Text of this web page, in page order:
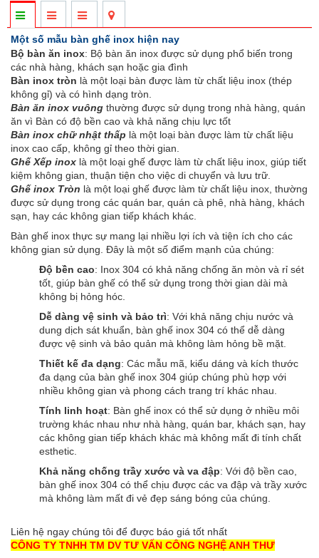
Một số mẫu bàn ghế inox hiện nay
Bộ bàn ăn inox: Bộ bàn ăn inox được sử dụng phổ biến trong
các nhà hàng, khách sạn hoặc gia đình
Bàn inox tròn là một loại bàn được làm từ chất liệu inox (thép
không gỉ) và có hình dạng tròn.
Bàn ăn inox vuông thường được sử dụng trong nhà hàng, quán
ăn vì Bàn có độ bền cao và khả năng chịu lực tốt
Bàn inox chữ nhật thấp là một loại bàn được làm từ chất liệu
inox cao cấp, không gỉ theo thời gian.
Ghế Xếp inox là một loại ghế được làm từ chất liệu inox, giúp tiết
kiệm không gian, thuận tiện cho việc di chuyển và lưu trữ.
Ghế inox Tròn là một loại ghế được làm từ chất liệu inox, thường
được sử dụng trong các quán bar, quán cà phê, nhà hàng, khách
sạn, hay các không gian tiếp khách khác.
Bàn ghế inox thực sự mang lại nhiều lợi ích và tiện ích cho các
không gian sử dụng. Đây là một số điểm mạnh của chúng:
Độ bền cao: Inox 304 có khả năng chống ăn mòn và rỉ sét
tốt, giúp bàn ghế có thể sử dụng trong thời gian dài mà
không bị hỏng hóc.
Dễ dàng vệ sinh và bảo trì: Với khả năng chịu nước và
dung dịch sát khuẩn, bàn ghế inox 304 có thể dễ dàng
được vệ sinh và bảo quản mà không làm hỏng bề mặt.
Thiết kế đa dạng: Các mẫu mã, kiểu dáng và kích thước
đa dạng của bàn ghế inox 304 giúp chúng phù hợp với
nhiều không gian và phong cách trang trí khác nhau.
Tính linh hoạt: Bàn ghế inox có thể sử dụng ở nhiều môi
trường khác nhau như nhà hàng, quán bar, khách sạn, hay
các không gian tiếp khách khác mà không mất đi tính chất
esthetic.
Khả năng chống trầy xước và va đập: Với độ bền cao,
bàn ghế inox 304 có thể chịu được các va đập và trầy xước
mà không làm mất đi vẻ đẹp sáng bóng của chúng.
Liên hệ ngay chúng tôi để được báo giá tốt nhất
CÔNG TY TNHH TM DV TƯ VẤN CÔNG NGHỆ ANH THƯ